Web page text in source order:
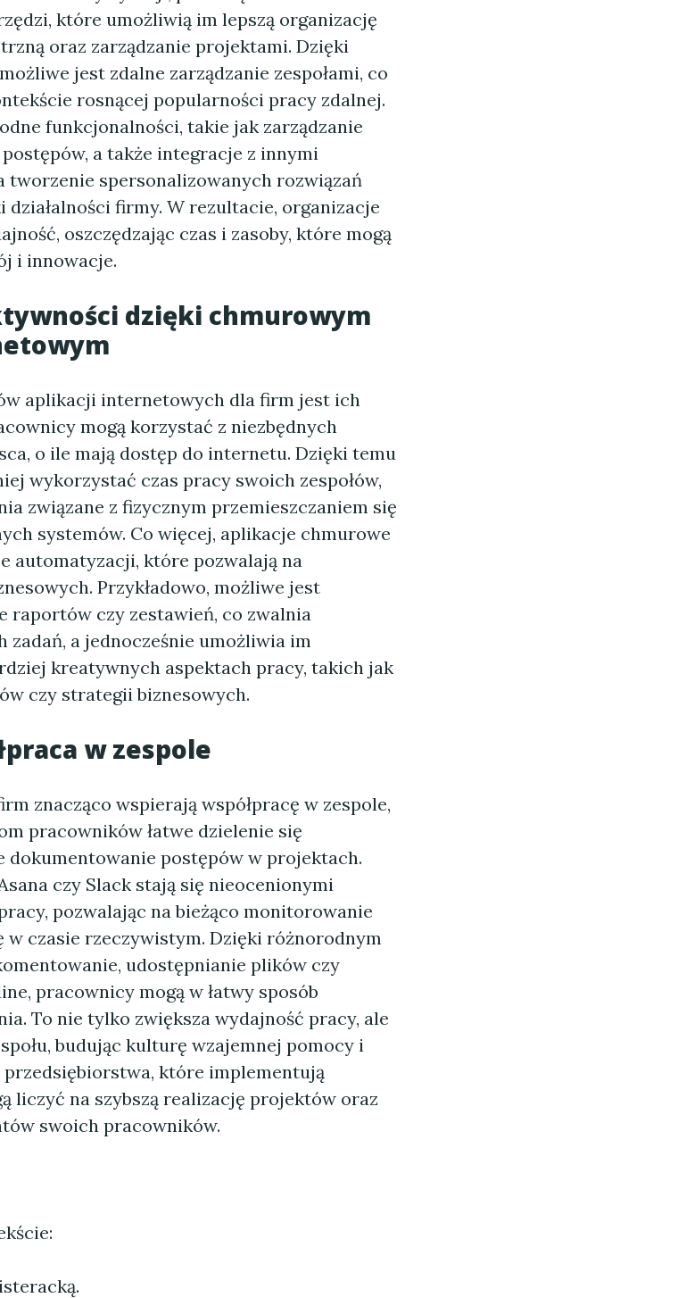
które umożliwią im lepszą organizację
oraz zarządzanie projektami. Dzięki
jest zdalne zarządzanie zespołami, co
rosnącej popularności pracy zdalnej.
funkcjonalności, takie jak zarządzanie
a także integracje z innymi
tworzenie spersonalizowanych rozwiązań
firmy. W rezultacie, organizacje
oszczędzając czas i zasoby, które mogą
i innowacje.
dzięki chmurowym
aplikacji internetowych dla firm jest ich
mogą korzystać z niezbędnych
o ile mają dostęp do internetu. Dzięki temu
wykorzystać czas pracy swoich zespołów,
związane z fizycznym przemieszczaniem się
systemów. Co więcej, aplikacje chmurowe
automatyzacji, które pozwalają na
Przykładowo, możliwe jest
raportów czy zestawień, co zwalnia
a jednocześnie umożliwia im
kreatywnych aspektach pracy, takich jak
czy strategii biznesowych.
w zespole
znacząco wspierają współpracę w zespole,
pracowników łatwe dzielenie się
postępów w projektach.
czy Slack stają się nieocenionymi
pozwalając na bieżąco monitorowanie
w czasie rzeczywistym. Dzięki różnorodnym
udostępnianie plików czy
pracownicy mogą w łatwy sposób
To nie tylko zwiększa wydajność pracy, ale
budując kulturę wzajemnej pomocy i
które implementują
liczyć na szybszą realizację projektów oraz
swoich pracowników.